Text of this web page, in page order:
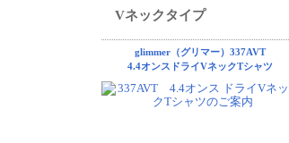
Vネックタイプ
glimmer（グリマー）337AVT
4.4オンスドライVネックTシャツ